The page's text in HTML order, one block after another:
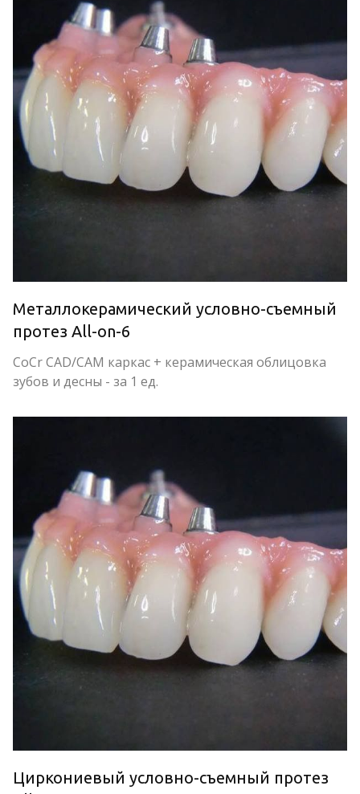
Металлокерамический условно-съемный
протез All-on-6
CoCr CAD/CAM каркас + керамическая облицовка
зубов и десны - за 1 ед.
Циркониевый условно-съемный протез